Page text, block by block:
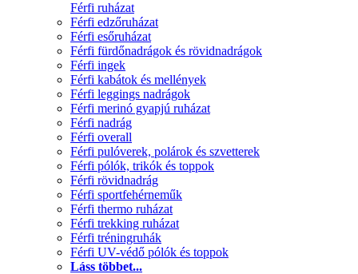
Férfi ruházat
Férfi edzőruházat
Férfi esőruházat
Férfi fürdőnadrágok és rövidnadrágok
Férfi ingek
Férfi kabátok és mellények
Férfi leggings nadrágok
Férfi merinó gyapjú ruházat
Férfi nadrág
Férfi overall
Férfi pulóverek, polárok és szvetterek
Férfi pólók, trikók és toppok
Férfi rövidnadrág
Férfi sportfehérneműk
Férfi thermo ruházat
Férfi trekking ruházat
Férfi tréningruhák
Férfi UV-védő pólók és toppok
Láss többet...